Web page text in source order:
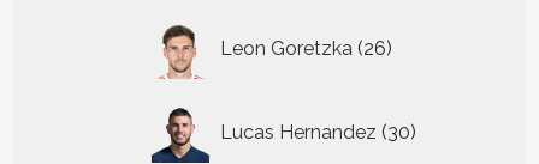
Leon Goretzka 26
producten
Lucas Hernandez 30
producten